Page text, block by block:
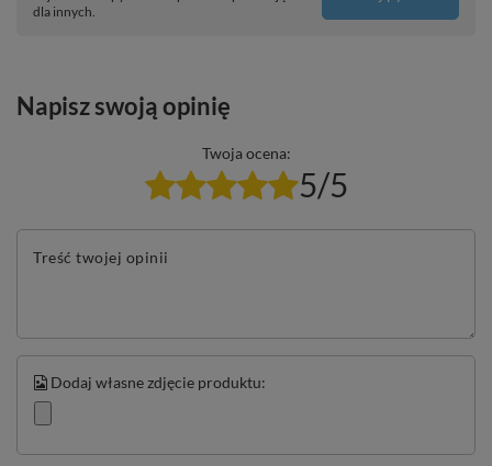
dla innych.
Napisz swoją opinię
Twoja ocena:
5/5
Treść twojej opinii
Dodaj własne zdjęcie produktu: